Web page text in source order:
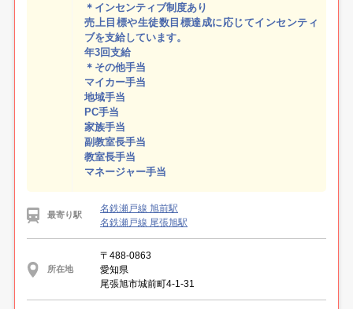
＊インセンティブ制度あり
売上目標や生徒数目標達成に応じてインセンティ
ブを支給しています。
年3回支給
＊その他手当
マイカー手当
地域手当
PC手当
家族手当
副教室長手当
教室長手当
マネージャー手当
最寄り駅
名鉄瀬戸線 旭前駅
名鉄瀬戸線 尾張旭駅
所在地
〒488-0863
愛知県
尾張旭市城前町4-1-31